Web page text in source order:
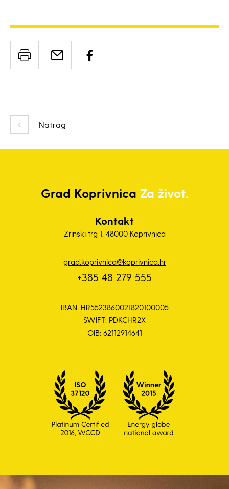
Natrag
Grad Koprivnica Za život.
Kontakt
Zrinski trg 1, 48000 Koprivnica
grad.koprivnica@koprivnica.hr
+385 48 279 555
IBAN: HR5523860021820100005
SWIFT: PDKCHR2X
OIB: 62112914641